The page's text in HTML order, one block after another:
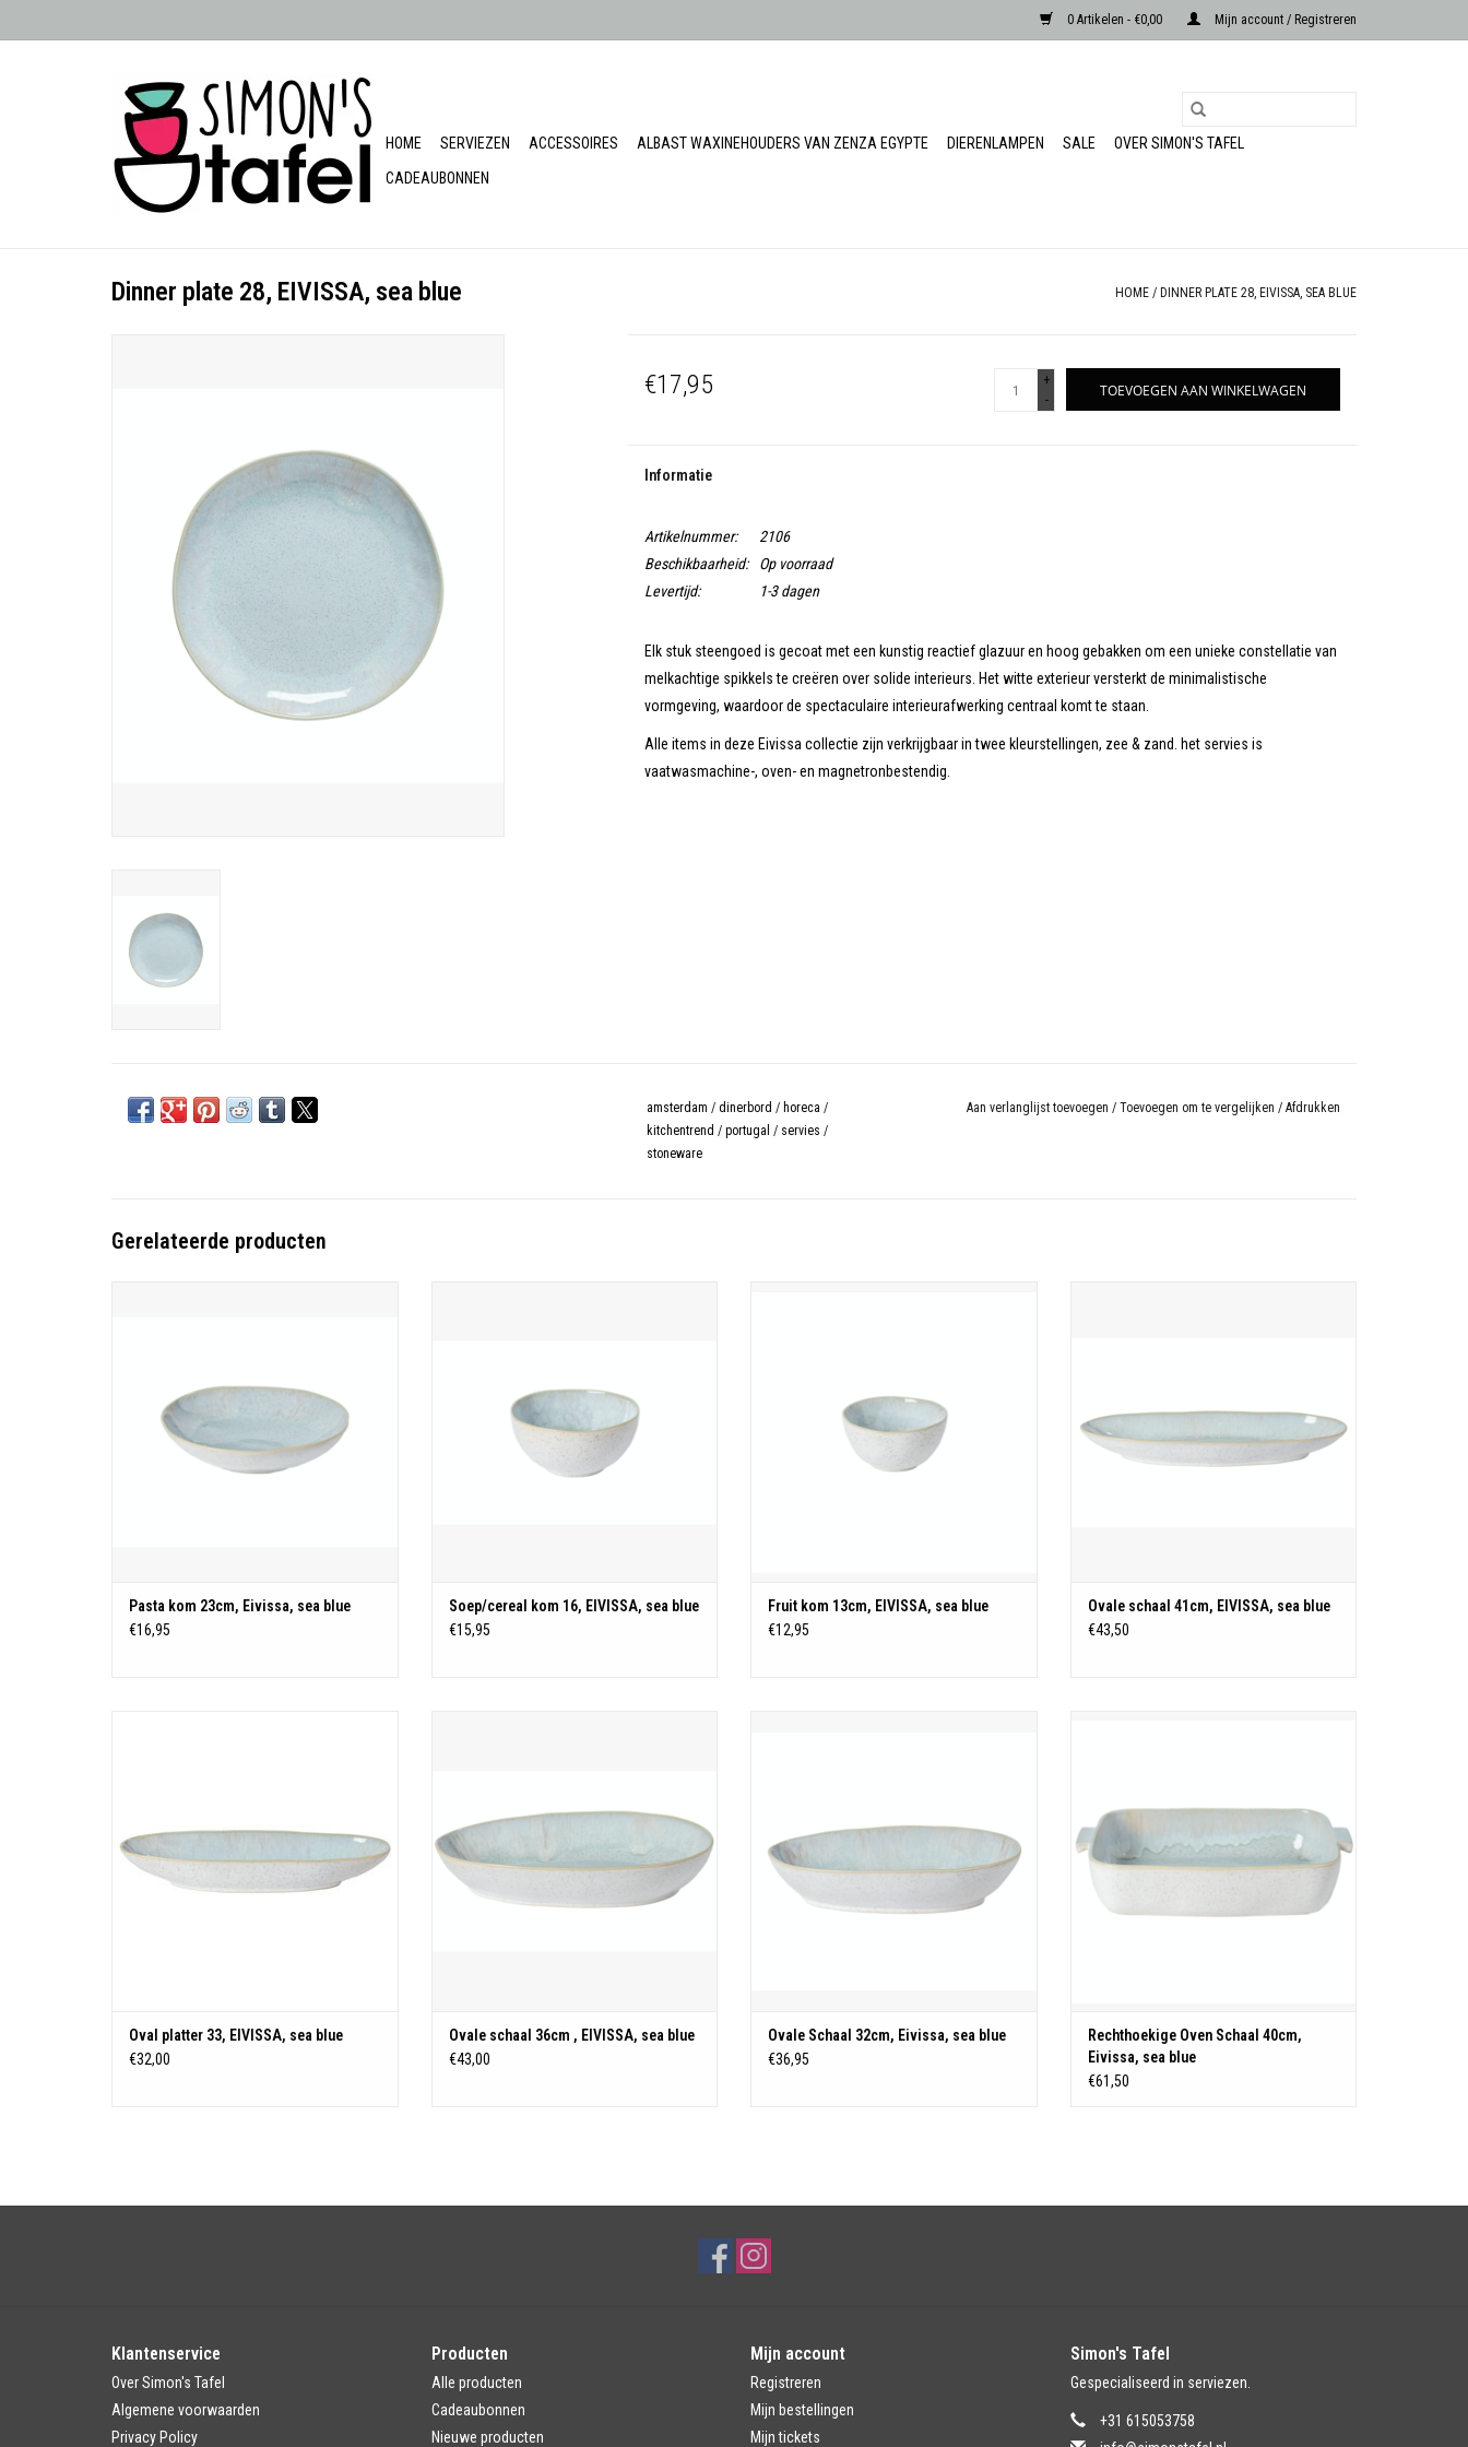
0 Artikelen - €0,00 Mijn account / Registreren
HOME SERVIEZEN ACCESSOIRES ALBAST WAXINEHOUDERS VAN ZENZA EGYPTE DIERENLAMPEN SALE
OVER SIMON'S TAFEL
CADEAUBONNEN
Dinner plate 28, EIVISSA, sea blue HOME / DINNER PLATE 28, EIVISSA, SEA BLUE
€17,95
+
-
TOEVOEGEN AAN WINKELWAGEN
Informatie
Artikelnummer:
2106
Beschikbaarheid:
Op voorraad
Levertijd:
1-3 dagen
Elk stuk steengoed is gecoat met een kunstig reactief glazuur en hoog gebakken om een unieke constellatie van
melkachtige spikkels te creëren over solide interieurs. Het witte exterieur versterkt de minimalistische
vormgeving, waardoor de spectaculaire interieurafwerking centraal komt te staan.
Alle items in deze Eivissa collectie zijn verkrijgbaar in twee kleurstellingen, zee & zand. het servies is
vaatwasmachine-, oven- en magnetronbestendig.
amsterdam / dinerbord / horeca /
kitchentrend / portugal / servies /
stoneware
Aan verlanglijst toevoegen / Toevoegen om te vergelijken / Afdrukken
Gerelateerde producten
versterkt de minimalistische vormgeving,
waardoor de s
TOEVOEGEN AAN WINKELWAGEN
Pasta kom 23cm, Eivissa, sea blue
€16,95
versterkt de minimalistische vormgeving, w
TOEVOEGEN AAN WINKELWAGEN
Soep/cereal kom 16, EIVISSA, sea blue
€15,95
over solide interieurs. Het witte exterieur
versterkt de minimalistische vormgevin
TOEVOEGEN AAN WINKELWAGEN
Fruit kom 13cm, EIVISSA, sea blue
€12,95
over solide interieurs. Het witte exterieur
versterkt de m
Ovale schaal 41cm, EIVISSA, sea blue
€43,50
constellatie van melkachtige spikkels te creëren
over solide interieurs. Het witte exterieur
Oval platter 33, EIVISSA, sea blue
€32,00
glazuur en hoog gebakken om een unieke
constellatie van melkachtige spikkels te creëren
over solide interieurs. Het witte exterieur
versterkt de
TOEVOEGEN AAN WINKELWAGEN
Ovale schaal 36cm , EIVISSA, sea blue
€43,00
over solide interieurs. Het witte exterieur
Ovale Schaal 32cm, Eivissa, sea blue
€36,95
constellatie van melkachtige spikkels te creëren
over solide interieurs. Het witte exterieur
versterkt de minimalistisc
TOEVOEGEN AAN WINKELWAGEN
Rechthoekige Oven Schaal 40cm,
Eivissa, sea blue
€61,50
Klantenservice
Over Simon's Tafel
Algemene voorwaarden
Privacy Policy
Producten
Alle producten
Cadeaubonnen
Nieuwe producten
Mijn account
Registreren
Mijn bestellingen
Mijn tickets
Simon's Tafel
Gespecialiseerd in serviezen.
+31 615053758